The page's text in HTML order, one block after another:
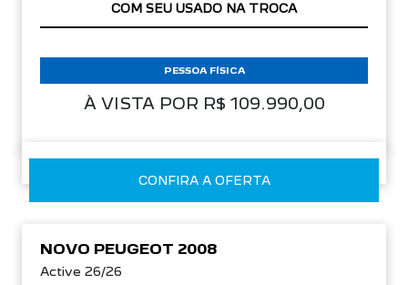
APROVEITE!
À VISTA POR R$ 109.990,00
PESSOA FÍSICA
CONFIRA A OFERTA
NOVO PEUGEOT 2008
Active 26/26